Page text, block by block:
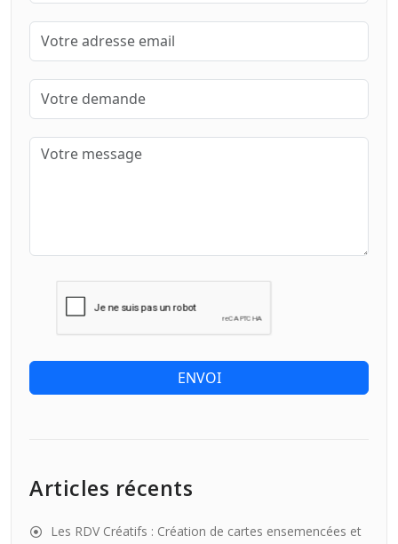
ENVOI
Articles récents
Les RDV Créatifs : Création de cartes ensemencées et